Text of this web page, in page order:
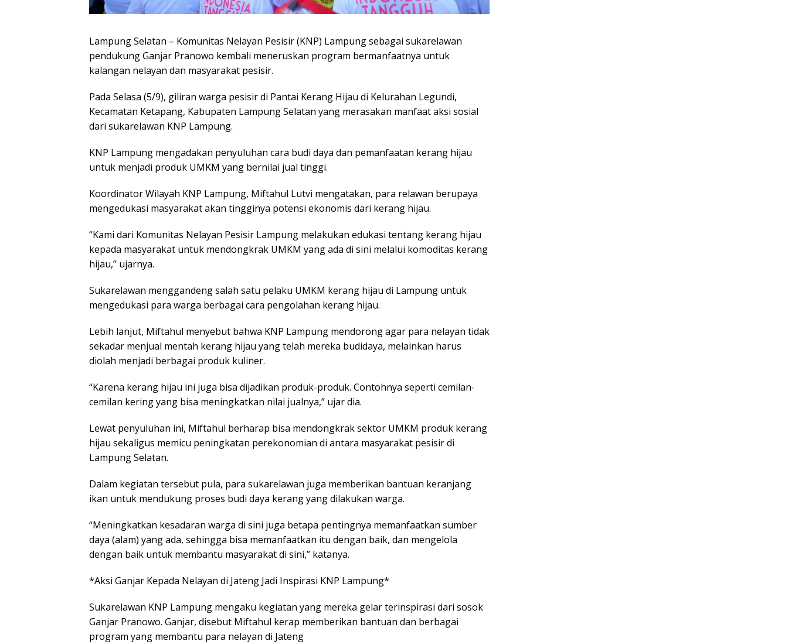
Lampung Selatan – Komunitas Nelayan Pesisir (KNP) Lampung sebagai sukarelawan
pendukung Ganjar Pranowo kembali meneruskan program bermanfaatnya untuk
kalangan nelayan dan masyarakat pesisir.
Pada Selasa (5/9), giliran warga pesisir di Pantai Kerang Hijau di Kelurahan Legundi,
Kecamatan Ketapang, Kabupaten Lampung Selatan yang merasakan manfaat aksi sosial
dari sukarelawan KNP Lampung.
KNP Lampung mengadakan penyuluhan cara budi daya dan pemanfaatan kerang hijau
untuk menjadi produk UMKM yang bernilai jual tinggi.
Koordinator Wilayah KNP Lampung, Miftahul Lutvi mengatakan, para relawan berupaya
mengedukasi masyarakat akan tingginya potensi ekonomis dari kerang hijau.
“Kami dari Komunitas Nelayan Pesisir Lampung melakukan edukasi tentang kerang hijau
kepada masyarakat untuk mendongkrak UMKM yang ada di sini melalui komoditas kerang
hijau,” ujarnya.
Sukarelawan menggandeng salah satu pelaku UMKM kerang hijau di Lampung untuk
mengedukasi para warga berbagai cara pengolahan kerang hijau.
Lebih lanjut, Miftahul menyebut bahwa KNP Lampung mendorong agar para nelayan tidak
sekadar menjual mentah kerang hijau yang telah mereka budidaya, melainkan harus
diolah menjadi berbagai produk kuliner.
“Karena kerang hijau ini juga bisa dijadikan produk-produk. Contohnya seperti cemilan-
cemilan kering yang bisa meningkatkan nilai jualnya,” ujar dia.
Lewat penyuluhan ini, Miftahul berharap bisa mendongkrak sektor UMKM produk kerang
hijau sekaligus memicu peningkatan perekonomian di antara masyarakat pesisir di
Lampung Selatan.
Dalam kegiatan tersebut pula, para sukarelawan juga memberikan bantuan keranjang
ikan untuk mendukung proses budi daya kerang yang dilakukan warga.
“Meningkatkan kesadaran warga di sini juga betapa pentingnya memanfaatkan sumber
daya (alam) yang ada, sehingga bisa memanfaatkan itu dengan baik, dan mengelola
dengan baik untuk membantu masyarakat di sini,” katanya.
*Aksi Ganjar Kepada Nelayan di Jateng Jadi Inspirasi KNP Lampung*
Sukarelawan KNP Lampung mengaku kegiatan yang mereka gelar terinspirasi dari sosok
Ganjar Pranowo. Ganjar, disebut Miftahul kerap memberikan bantuan dan berbagai
program yang membantu para nelayan di Jateng